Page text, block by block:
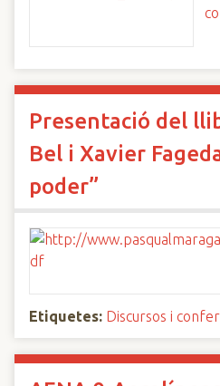
Presentació del
Bel i Xavier
poder”
Etiquetes: Discursos i